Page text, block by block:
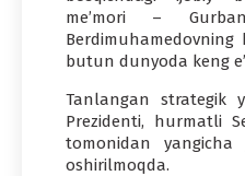
meʼmori –
butun dunyoda keng
Tanlangan strategik
Prezidenti, hurmatli
tomonidan
oshirilmoqda.